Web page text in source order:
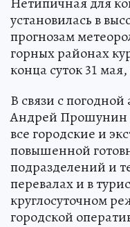
установилась в
прогнозам
горных районах
конца суток 31
В связи с
Андрей Прошунин
все городские и
повышенной
подразделений и
перевалах и в
круглосуточном
городской